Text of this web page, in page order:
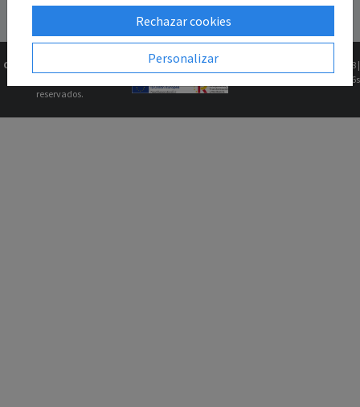
Copyright © 2026
reservados.
2.81.5+1b46211f68 |
0.0716s
Rechazar cookies
Personalizar